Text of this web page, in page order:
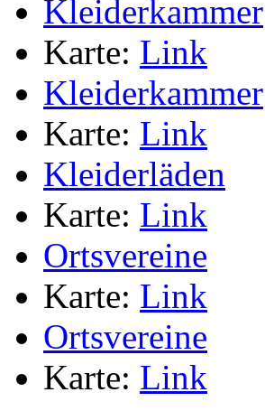
Kleiderkammer
Karte: Link
Kleiderkammer
Karte: Link
Kleiderläden
Karte: Link
Ortsvereine
Karte: Link
Ortsvereine
Karte: Link